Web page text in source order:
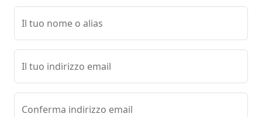
Il tuo nome o alias
Il tuo indirizzo email
Conferma indirizzo email